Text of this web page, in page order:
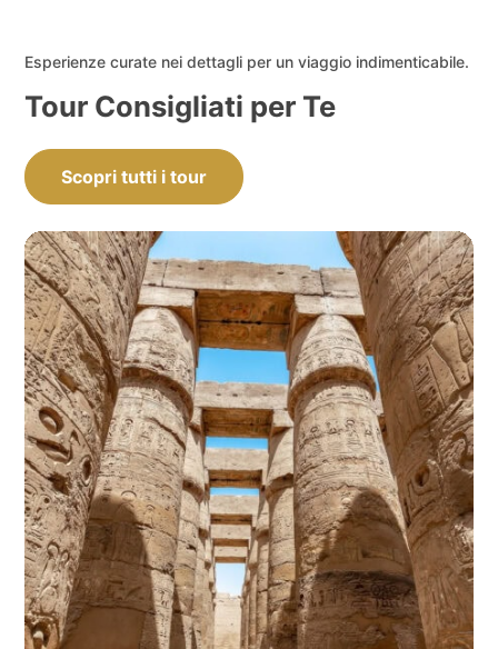
Esperienze curate nei dettagli per un viaggio indimenticabile.
Tour Consigliati per Te
Scopri tutti i tour